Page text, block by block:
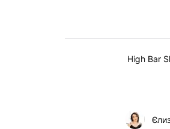
High Bar